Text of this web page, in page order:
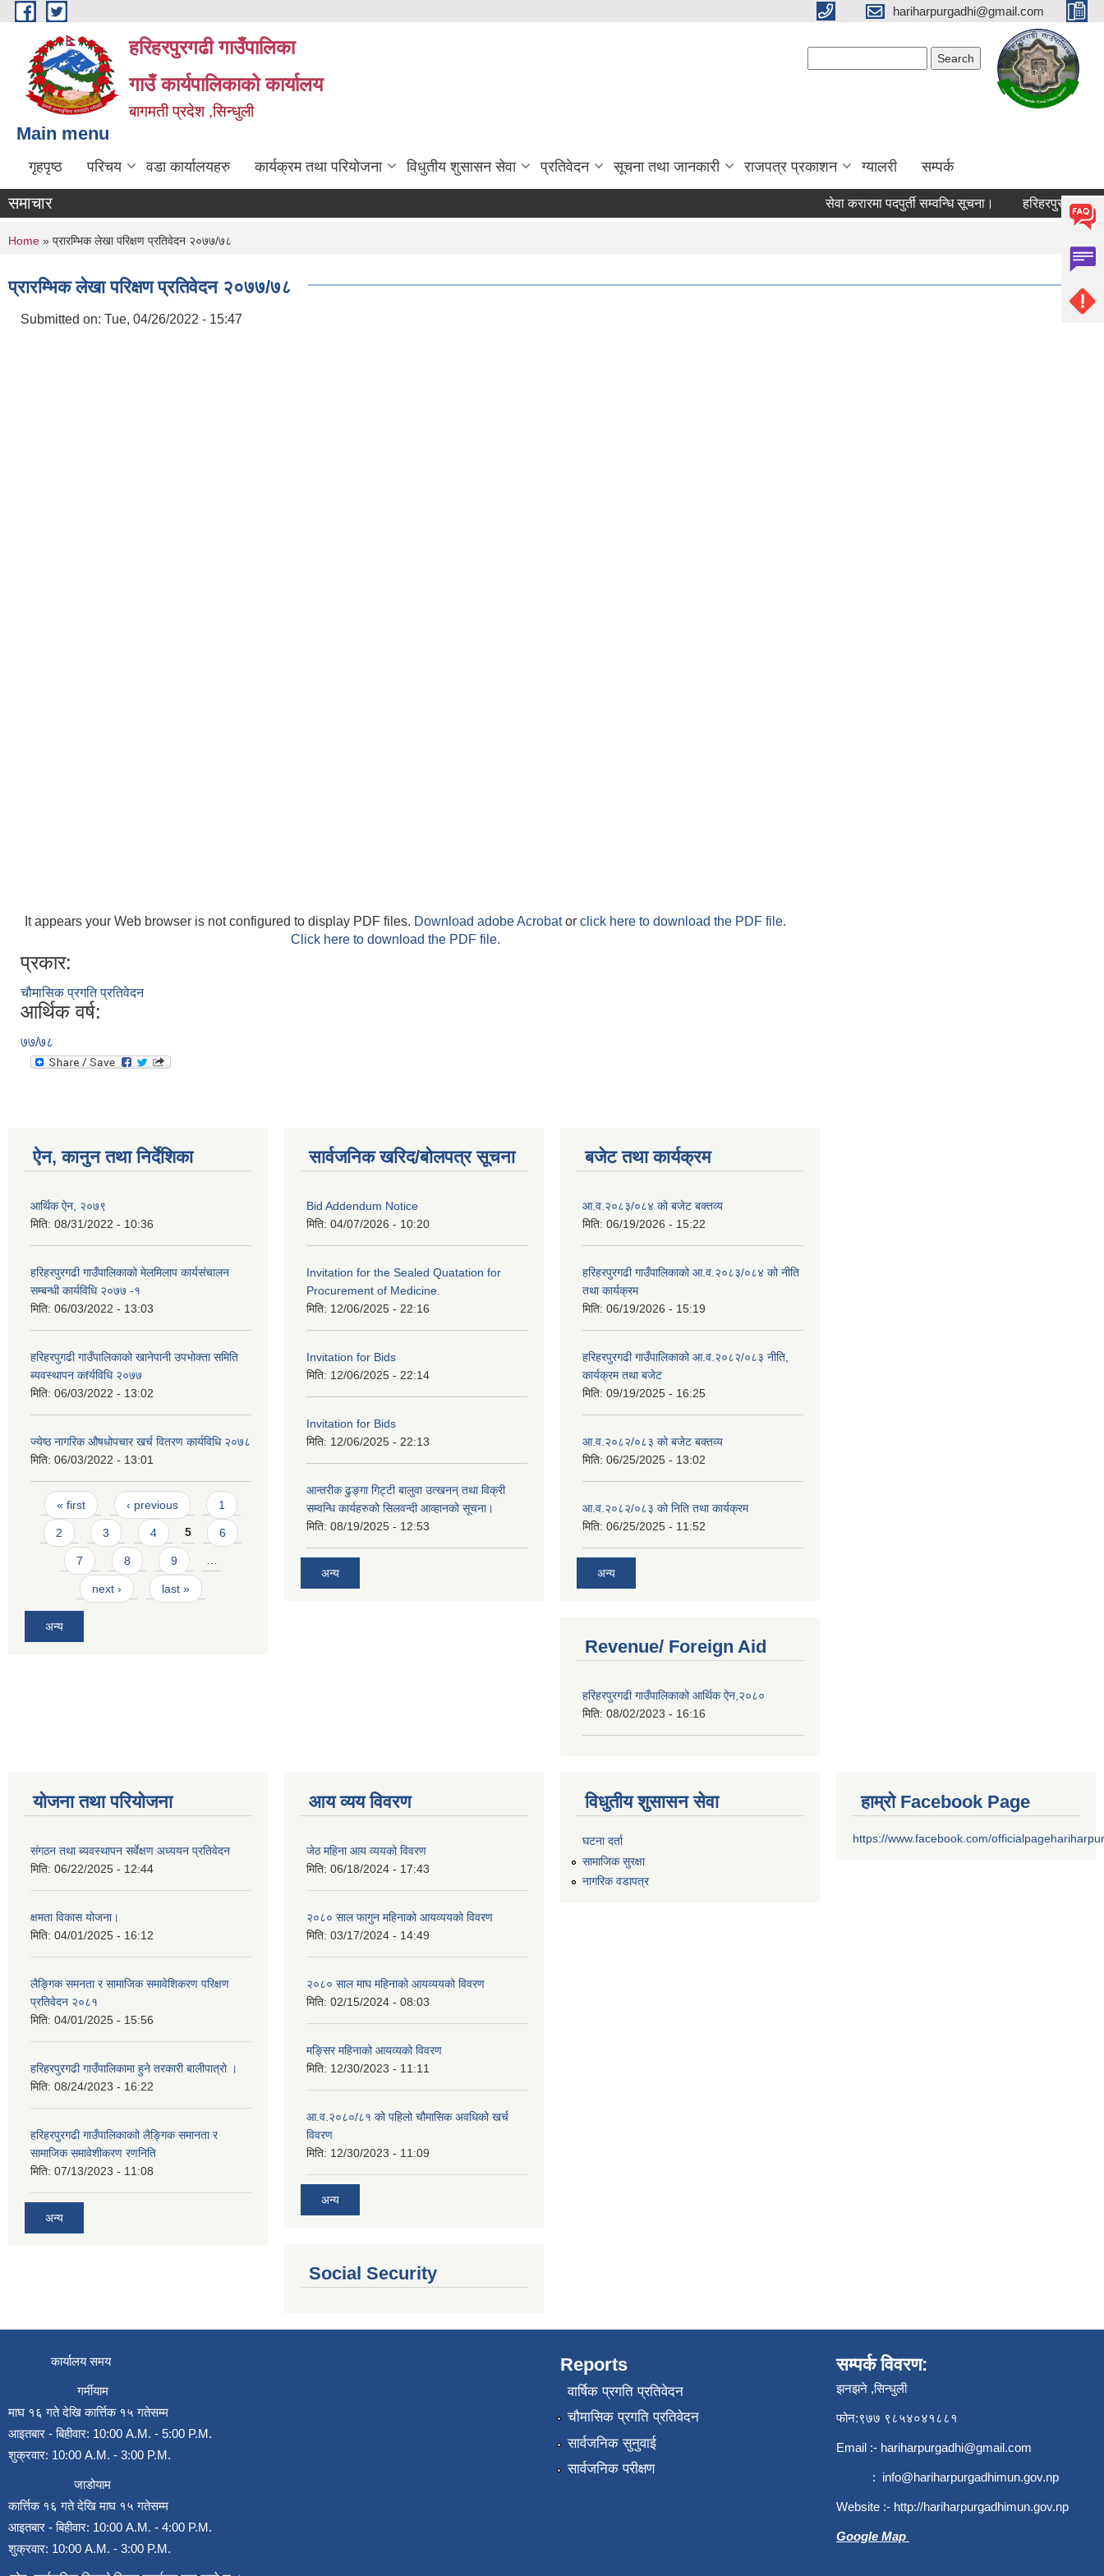
Skip to main content hariharpurgadhi@gmail.com
हरिहरपुरगढी गाउँपालिका
गाउँ कार्यपालिकाको कार्यालय
बागमती प्रदेश ,सिन्धुली
Main menu
गृहपृष्ठ परिचय वडा कार्यालयहरु कार्यक्रम तथा परियोजना विधुतीय शुसासन सेवा प्रतिवेदन सूचना तथा जानकारी राजपत्र प्रकाशन ग्यालरी सम्पर्क
समाचार सेवा करारमा पदपुर्ती सम्वन्धि सूचना। हरिहरपुरगढी
You are here
Home » प्रारम्भिक लेखा परिक्षण प्रतिवेदन २०७७/७८
प्रारम्भिक लेखा परिक्षण प्रतिवेदन २०७७/७८
Submitted on: Tue, 04/26/2022 - 15:47
It appears your Web browser is not configured to display PDF files. Download adobe Acrobator click here to download the PDF file.
Click here to download the PDF file.
प्रकार:
चौमासिक प्रगति प्रतिवेदन
आर्थिक वर्ष:
७७/७८
ऐन, कानुन तथा निर्देशिका
आर्थिक ऐन, २०७९
मिति: 08/31/2022 - 10:36
हरिहरपुरगढी गाउँपालिकाको मेलमिलाप कार्यसंचालन
सम्बन्धी कार्यविधि २०७७ -१
मिति: 06/03/2022 - 13:03
हरिहरपुगढी गाउँपालिकाको खानेपानी उपभोक्ता समिति
ब्यवस्थापन कfर्यविधि २०७७
मिति: 06/03/2022 - 13:02
ज्येष्ठ नागरिक ‌औषधोपचार खर्च वितरण कार्यविधि २०७८
मिति: 06/03/2022 - 13:01
Pages
« first ‹ previous 1
2 3 4 5 6
7 8 9 …
next › last »
अन्य
सार्वजनिक खरिद/बोलपत्र सूचना
Bid Addendum Notice
मिति: 04/07/2026 - 10:20
Invitation for the Sealed Quatation for
Procurement of Medicine.
मिति: 12/06/2025 - 22:16
Invitation for Bids
मिति: 12/06/2025 - 22:14
Invitation for Bids
मिति: 12/06/2025 - 22:13
आन्तरीक ढुङ्गा गिट्टी बालुवा उत्खनन् तथा विक्री
सम्वन्धि कार्यहरुको सिलवन्दी आव्हानको सूचना।
मिति: 08/19/2025 - 12:53
अन्य
बजेट तथा कार्यक्रम
आ.व.२०८३/०८४ को बजेट बक्तव्य
मिति: 06/19/2026 - 15:22
हरिहरपुरगढी गाउँपालिकाको आ.व.२०८३/०८४ को नीति
तथा कार्यक्रम
मिति: 06/19/2026 - 15:19
हरिहरपुरगढी गाउँपालिकाको आ.व.२०८२/०८३ नीति,
कार्यक्रम तथा बजेट
मिति: 09/19/2025 - 16:25
आ.व.२०८२/०८३ को बजेट बक्तव्य
मिति: 06/25/2025 - 13:02
आ.व.२०८२/०८३ को निति तथा कार्यक्रम
मिति: 06/25/2025 - 11:52
अन्य
Revenue/ Foreign Aid
हरिहरपुरगढी गाउँपालिकाको आर्थिक ऐन,२०८०
मिति: 08/02/2023 - 16:16
योजना तथा परियोजना
संगठन तथा ब्यवस्थापन सर्वेक्षण अध्ययन प्रतिवेदन
मिति: 06/22/2025 - 12:44
क्षमता विकास योजना।
मिति: 04/01/2025 - 16:12
लैङ्गिक समनता र सामाजिक समावेशिकरण परिक्षण
प्रतिवेदन २०८१
मिति: 04/01/2025 - 15:56
हरिहरपुरगढी गाउँपालिकामा हुने तरकारी बालीपात्रो ।
मिति: 08/24/2023 - 16:22
हरिहरपुरगढी गाउँपालिकाकाो लैङ्गिक समानता र
सामाजिक समावेशीकरण रणनिति
मिति: 07/13/2023 - 11:08
अन्य
आय व्यय विवरण
जेठ महिना आय व्ययको विवरण
मिति: 06/18/2024 - 17:43
२०८० साल फागुन महिनाको आयव्ययको विवरण
मिति: 03/17/2024 - 14:49
२०८० साल माघ महिनाको आयव्ययको विवरण
मिति: 02/15/2024 - 08:03
मङ्सिर महिनाको आयव्यको विवरण
मिति: 12/30/2023 - 11:11
आ.व.२०८०/८१ को पहिलो चौमासिक अवधिको खर्च
विवरण
मिति: 12/30/2023 - 11:09
अन्य
Social Security
विधुतीय शुसासन सेवा
घटना दर्ता
सामाजिक सुरक्षा
नागरिक वडापत्र
हाम्रो Facebook Page
https://www.facebook.com/
कार्यालय समय
गर्मीयाम
माघ १६ गते देखि कार्त्तिक १५ गतेसम्म
आइतबार - बिहीवार: 10:00 A.M. - 5:00 P.M.
शुक्रवार: 10:00 A.M. - 3:00 P.M.
जाडोयाम
कार्त्तिक १६ गते देखि माघ १५ गतेसम्म
आइतबार - बिहीवार: 10:00 A.M. - 4:00 P.M.
शुक्रवार: 10:00 A.M. - 3:00 P.M.
Reports
वार्षिक प्रगति प्रतिवेदन
चौमासिक प्रगति प्रतिवेदन
सार्वजनिक सुनुवाई
सार्वजनिक परीक्षण
सम्पर्क विवरण:
झनझने ,सिन्धुली
फोन:९७७ ९८५४०४१८८१
Email :- hariharpurgadhi@gmail.com
: info@hariharpurgadhimun.gov.np
Website :- http://hariharpurgadhimun.gov.np
Google Map